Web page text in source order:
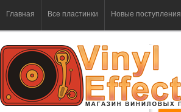
Главная Все пластинки Новые поступления